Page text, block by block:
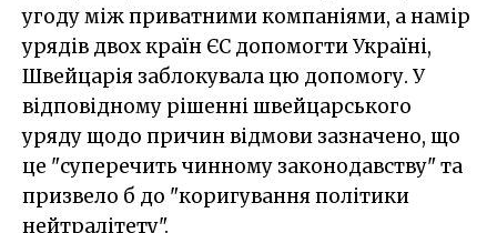
угоду між приватними компаніями, а намір
урядів двох країн ЄС допомогти Україні,
Швейцарія заблокувала цю допомогу. У
відповідному рішенні швейцарського
уряду щодо причин відмови зазначено, що
це "суперечить чинному законодавству" та
призвело б до "коригування політики
нейтралітету".